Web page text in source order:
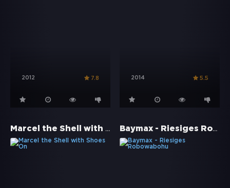
2012 7.8 2014 5.5
Marcel the Shell with Shoes On Baymax - Riesiges Robowabohu